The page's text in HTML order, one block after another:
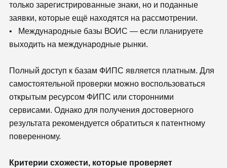
только зарегистрированные знаки, но и поданные
заявки, которые ещё находятся на рассмотрении.
• Международные базы ВОИС — если планируете
выходить на международные рынки.
Полный доступ к базам ФИПС является платным. Для
самостоятельной проверки можно воспользоваться
открытым ресурсом ФИПС или сторонними
сервисами. Однако для получения достоверного
результата рекомендуется обратиться к патентному
поверенному.
Критерии схожести, которые проверяет